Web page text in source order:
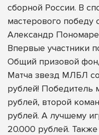
сборной России. В
мастерового победу
Александр
Впервые участники
Общий призовой
Матча звезд МЛБЛ
рублей! Победитель
рублей, второй
рублей. А лучшему
20.000 рублей.